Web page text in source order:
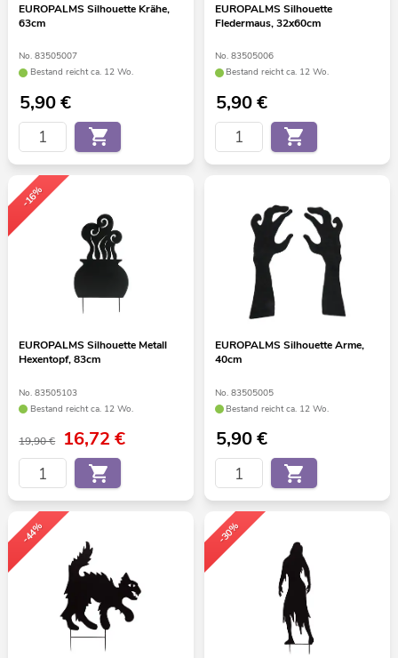
EUROPALMS Silhouette Krähe,
63cm
No. 83505007
Bestand reicht ca. 12 Wo.
5,90€
EUROPALMS Silhouette
Fledermaus, 32x60cm
No. 83505006
Bestand reicht ca. 12 Wo.
5,90€
-16%
EUROPALMS Silhouette Metall
Hexentopf, 83cm
No. 83505103
Bestand reicht ca. 12 Wo.
19,90 € 16,72€
EUROPALMS Silhouette Arme,
40cm
No. 83505005
Bestand reicht ca. 12 Wo.
5,90€
-44% -30%